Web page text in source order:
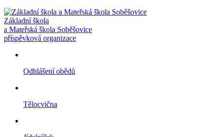
Základní škola
a Mateřská škola Soběšovice
příspěvková organizace
Odhlášení obědů
Tělocvična